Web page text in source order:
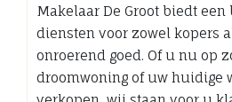
Makelaar De Groot biedt een
diensten voor zowel kopers
onroerend goed. Of u nu op
droomwoning of uw huidige